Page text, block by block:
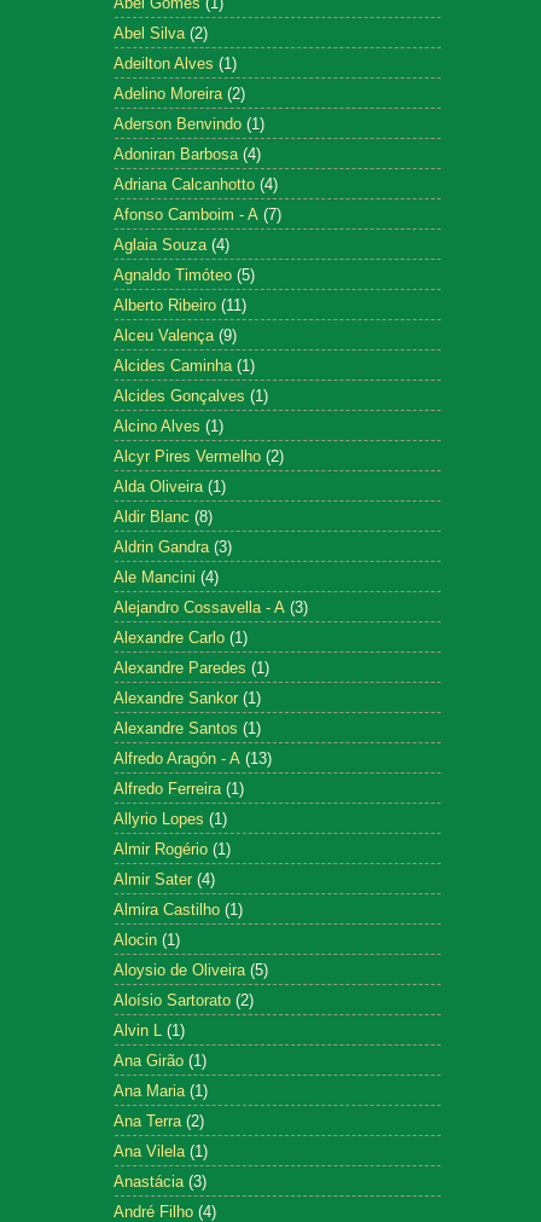
Abel Silva (2)
Adeilton Alves (1)
Adelino Moreira (2)
Aderson Benvindo (1)
Adoniran Barbosa (4)
Adriana Calcanhotto (4)
Afonso Camboim - A (7)
Aglaia Souza (4)
Agnaldo Timóteo (5)
Alberto Ribeiro (11)
Alceu Valença (9)
Alcides Caminha (1)
Alcides Gonçalves (1)
Alcino Alves (1)
Alcyr Pires Vermelho (2)
Alda Oliveira (1)
Aldir Blanc (8)
Aldrin Gandra (3)
Ale Mancini (4)
Alejandro Cossavella - A (3)
Alexandre Carlo (1)
Alexandre Paredes (1)
Alexandre Sankor (1)
Alexandre Santos (1)
Alfredo Aragón - A (13)
Alfredo Ferreira (1)
Allyrio Lopes (1)
Almir Rogério (1)
Almir Sater (4)
Almira Castilho (1)
Alocin (1)
Aloysio de Oliveira (5)
Aloísio Sartorato (2)
Alvin L (1)
Ana Girão (1)
Ana Maria (1)
Ana Terra (2)
Ana Vilela (1)
Anastácia (3)
André Filho (4)